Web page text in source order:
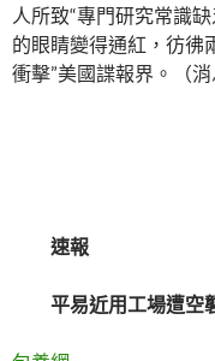
人所致“專門研究常識
的眼睛變得通紅，彷彿
衝擊”美國諜報界。（消
速報
平易近用工場遭空